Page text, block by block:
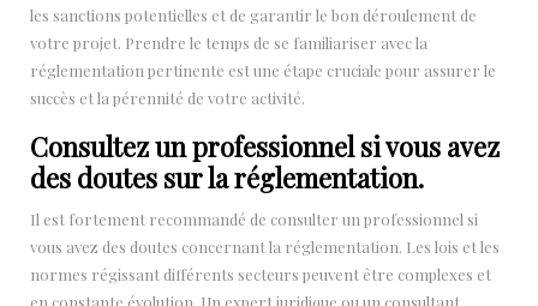
les sanctions potentielles et de garantir le bon déroulement de
votre projet. Prendre le temps de se familiariser avec la
réglementation pertinente est une étape cruciale pour assurer le
succès et la pérennité de votre activité.
Consultez un professionnel si vous avez
des doutes sur la réglementation.
Il est fortement recommandé de consulter un professionnel si
vous avez des doutes concernant la réglementation. Les lois et les
normes régissant différents secteurs peuvent être complexes et